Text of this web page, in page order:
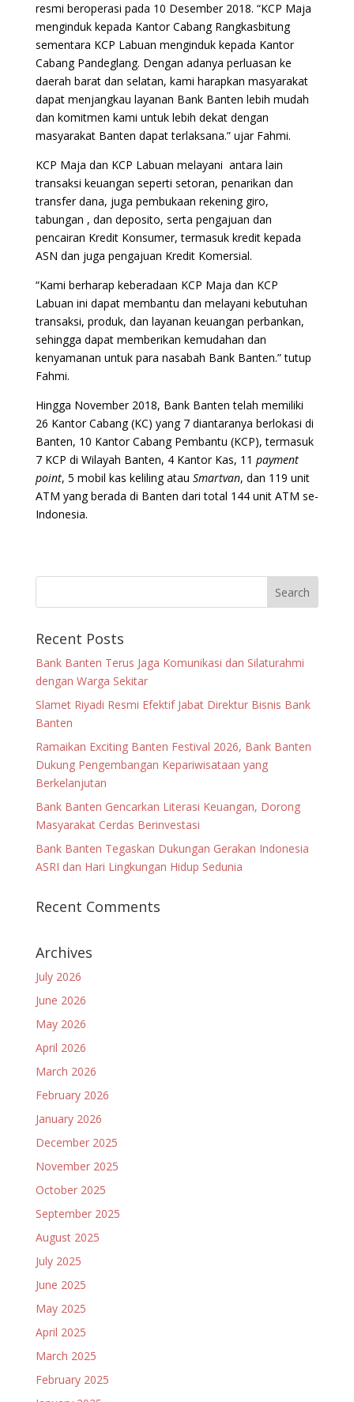
resmi beroperasi pada 10 Desember 2018. “KCP Maja
menginduk kepada Kantor Cabang Rangkasbitung
sementara KCP Labuan menginduk kepada Kantor
Cabang Pandeglang. Dengan adanya perluasan ke
daerah barat dan selatan, kami harapkan masyarakat
dapat menjangkau layanan Bank Banten lebih mudah
dan komitmen kami untuk lebih dekat dengan
masyarakat Banten dapat terlaksana.” ujar Fahmi.
KCP Maja dan KCP Labuan melayani antara lain
transaksi keuangan seperti setoran, penarikan dan
transfer dana, juga pembukaan rekening giro,
tabungan , dan deposito, serta pengajuan dan
pencairan Kredit Konsumer, termasuk kredit kepada
ASN dan juga pengajuan Kredit Komersial.
“Kami berharap keberadaan KCP Maja dan KCP
Labuan ini dapat membantu dan melayani kebutuhan
transaksi, produk, dan layanan keuangan perbankan,
sehingga dapat memberikan kemudahan dan
kenyamanan untuk para nasabah Bank Banten.” tutup
Fahmi.
Hingga November 2018, Bank Banten telah memiliki
26 Kantor Cabang (KC) yang 7 diantaranya berlokasi di
Banten, 10 Kantor Cabang Pembantu (KCP), termasuk
7 KCP di Wilayah Banten, 4 Kantor Kas, 11 payment
point, 5 mobil kas keliling atau Smartvan, dan 119 unit
ATM yang berada di Banten dari total 144 unit ATM se-
Indonesia.
Recent Posts
Bank Banten Terus Jaga Komunikasi dan Silaturahmi
dengan Warga Sekitar
Slamet Riyadi Resmi Efektif Jabat Direktur Bisnis Bank
Banten
Ramaikan Exciting Banten Festival 2026, Bank Banten
Dukung Pengembangan Kepariwisataan yang
Berkelanjutan
Bank Banten Gencarkan Literasi Keuangan, Dorong
Masyarakat Cerdas Berinvestasi
Bank Banten Tegaskan Dukungan Gerakan Indonesia
ASRI dan Hari Lingkungan Hidup Sedunia
Recent Comments
Archives
July 2026
June 2026
May 2026
April 2026
March 2026
February 2026
January 2026
December 2025
November 2025
October 2025
September 2025
August 2025
July 2025
June 2025
May 2025
April 2025
March 2025
February 2025